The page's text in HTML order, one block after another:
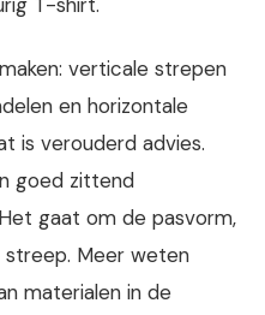
verticale strepen
en horizontale
is verouderd advies.
goed zittend
gaat om de pasvorm,
Meer weten
materialen in de